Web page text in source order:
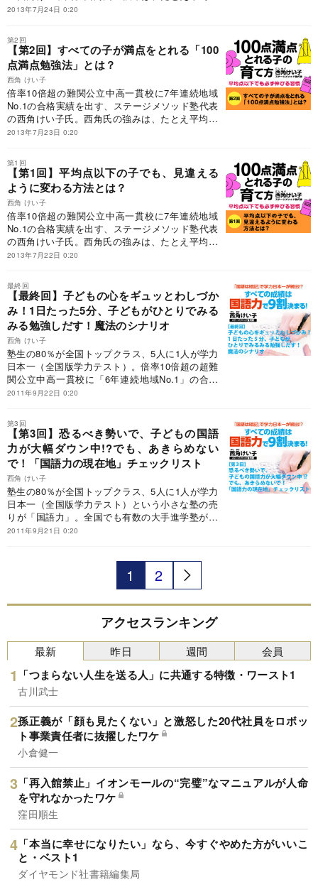
以下の子でも「100点」をとらせてしまう「100点
満点とれる子に育つかを著者に語ってもらった。
2013年7月24日 0:20
第2回
【第2回】すべての子が満点をとれる「100
点満点勉強法」とは？
西角 けい子
倍率10倍超の難関公立中高一貫校に7年連続地域
No.1の合格実績を出す、ステージメソッド塾代表
の西角けい子氏。西角氏の強みは、たとえ平均点
以下の子でも「100点」をとらせてしまう「100点
点とれる子に育つかを著者に語ってもらった。
2013年7月23日 0:20
第1回
【第1回】平均点以下の子でも、見違える
ように変わる方法とは？
西角 けい子
倍率10倍超の難関公立中高一貫校に7年連続地域
No.1の合格実績を出す、ステージメソッド塾代表
の西角けい子氏。西角氏の強みは、たとえ平均点
以下の子でも「100点」をとらせてしまう「100点
点とれる子に育つかを著者に語ってもらった。
2013年7月22日 0:20
最終回
【最終回】子どもの心をギュッとわしづか
み！1日たった5分、子どもがひとりでみる
みる勉強しだす！魔法のシナリオ
西角 けい子
塾生の80％が全国トップクラス、5人に1人が学力
日本一（全国版学力テスト）。倍率10倍超の超難
関公立中高一貫校に「6年連続地域No.1」の合格
実績。全国でも有数の大手学習塾が乱立する西宮
記！」で普通の子をどんどん伸ばす秘密。最終回
は「子どもにひとりで学習させる７つのステッ
プ」だ！
2011年9月22日 0:20
第3回
【第3回】恐るべき勢いで、子どもの国語
力が大幅ダウン中!?でも、あきらめない
で！「国語力の現在地」チェックリスト
西角 けい子
塾生の80％が全国トップクラス、5人に1人が学力
日本一（全国版学力テスト）という小さな塾の売
りが「国語力」。全国でも有数の大手進学塾が乱
立する西宮北口で快進撃を続ける“ニシカド・マジ
いる緊急警告！まずは、「わが子の国語の現在地
を知る」ことから始めよう。
2011年9月21日 0:20
1 2
アクセスランキング
最新
「つまらない人生を送る人」に共通する特徴・ワースト1
古川武士
孫正義が「顔も見たくない」と激怒した20代社員をロボッ
ト事業責任者に抜擢したワケ
小倉健一
「再入館禁止」イオンモールの“完璧”なマニュアルが人命
を守れなかったワケ
窪田順生
「本当に幸せになりたい」なら、今すぐやめた方がいいこ
と・ベスト1
ダイヤモンド社書籍編集局
昨日 週間 会員